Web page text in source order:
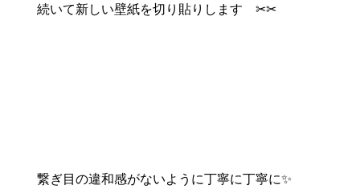
続いて新しい壁紙を切り貼りします ✂✂
繋ぎ目の違和感がないように丁寧に丁寧に✨